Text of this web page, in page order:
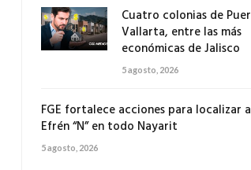
Cuatro colonias de
Vallarta, entre las más
económicas de Jalisco
5 agosto, 2026
FGE fortalece acciones para localizar
Efrén “N” en todo Nayarit
5 agosto, 2026